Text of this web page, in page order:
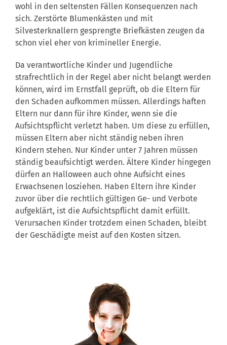
wohl in den seltensten Fällen Konsequenzen nach
sich. Zerstörte Blumenkästen und mit
Silvesterknallern gesprengte Briefkästen zeugen da
schon viel eher von krimineller Energie.
Da verantwortliche Kinder und Jugendliche
strafrechtlich in der Regel aber nicht belangt werden
können, wird im Ernstfall geprüft, ob die Eltern für
den Schaden aufkommen müssen. Allerdings haften
Eltern nur dann für ihre Kinder, wenn sie die
Aufsichtspflicht verletzt haben. Um diese zu erfüllen,
müssen Eltern aber nicht ständig neben ihren
Kindern stehen. Nur Kinder unter 7 Jahren müssen
ständig beaufsichtigt werden. Ältere Kinder hingegen
dürfen an Halloween auch ohne Aufsicht eines
Erwachsenen losziehen. Haben Eltern ihre Kinder
zuvor über die rechtlich gültigen Ge- und Verbote
aufgeklärt, ist die Aufsichtspflicht damit erfüllt.
Verursachen Kinder trotzdem einen Schaden, bleibt
der Geschädigte meist auf den Kosten sitzen.